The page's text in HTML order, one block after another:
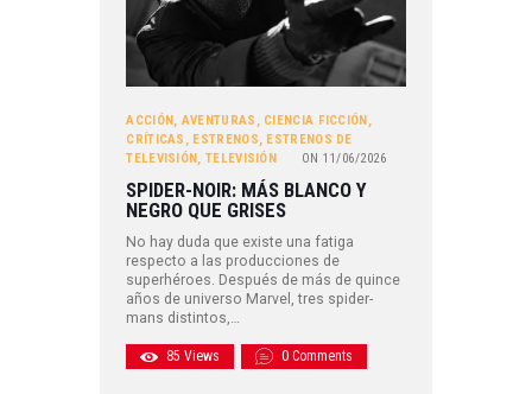
ACCIÓN , AVENTURAS , CIENCIA FICCIÓN ,
CRÍTICAS , ESTRENOS, ESTRENOS DE
TELEVISIÓN , TELEVISIÓN ON 11/06/2026
SPIDER-NOIR: MÁS BLANCO Y
NEGRO QUE GRISES
No hay duda que existe una fatiga
respecto a las producciones de
superhéroes. Después de más de quince
años de universo Marvel, tres spider-
mans distintos,…
85 Views 0 Comments